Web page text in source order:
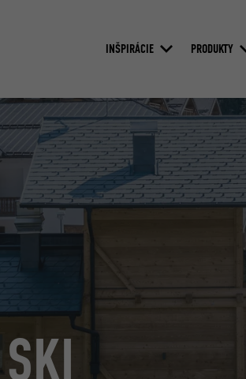
INŠPIRÁCIE PRODUKTY